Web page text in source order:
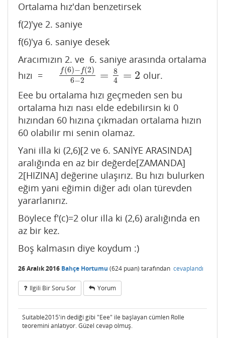
Ortalama hız'dan benzetirsek
f(2)'ye 2. saniye
f(6)'ya 6. saniye desek
Aracımızın 2. ve 6. saniye arasında ortalama
hızı =
f(6)− f(2)
6−2 =
8
4
= 2
f(6)−f(2)6− 2= 84 =2
olur.
Eee bu ortalama hızı geçmeden sen bu
ortalama hızı nası elde edebilirsin ki 0
hızından 60 hızına çıkmadan ortalama hızın
60 olabilir mi senin olamaz.
Yani illa ki (2,6)[2 ve 6. SANİYE ARASINDA]
aralığında en az bir değerde[ZAMANDA]
2[HIZINA] değerine ulaşırız. Bu hızı bulurken
eğim yani eğimin diğer adı olan türevden
yararlanırız.
Böylece f'(c)=2 olur illa ki (2,6) aralığında en
az bir kez.
Boş kalmasın diye koydum :)
26 Aralık 2016 Bahçe Hortumu (624 puan) tarafından cevaplandı
Ilgili Bir Soru Sor Yorum
Suitable2015'in dediği gibi "Eee" ile başlayan cümlen Rolle
teoremini anlatıyor. Güzel cevap olmuş.